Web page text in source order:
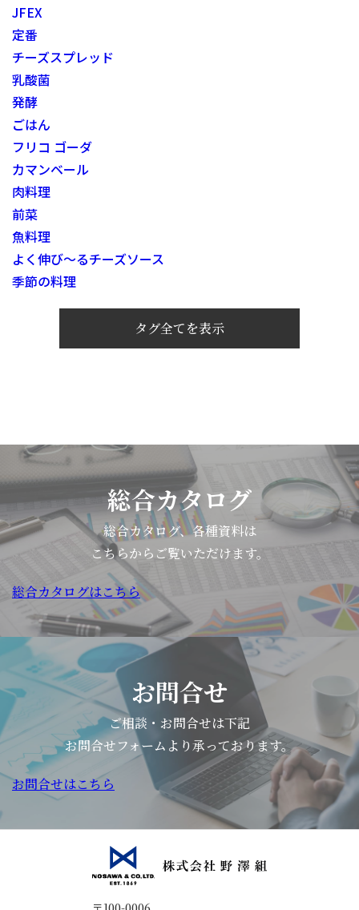
JFEX
定番
チーズスプレッド
乳酸菌
発酵
ごはん
フリコ ゴーダ
カマンベール
肉料理
前菜
魚料理
よく伸び～るチーズソース
季節の料理
タグ全てを表示
総合カタログ
総合カタログ、各種資料は
こちらからご覧いただけます。
総合カタログはこちら
お問合せ
ご相談・お問合せは下記
お問合せフォームより承っております。
お問合せはこちら